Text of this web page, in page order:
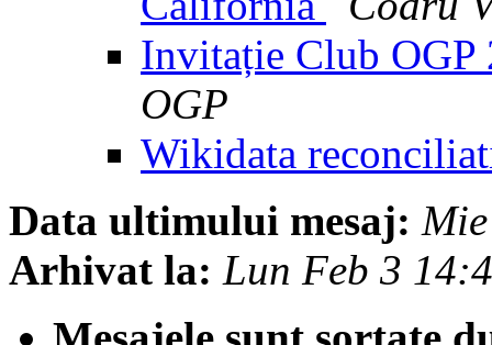
Invitație Club OGP
OGP
Wikidata
Data ultimului mesaj:
Arhivat la: Lun Feb 3